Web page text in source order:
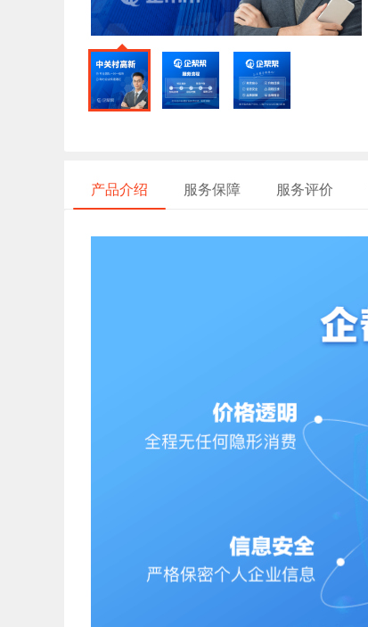
产品介绍 服务保障 服务评价